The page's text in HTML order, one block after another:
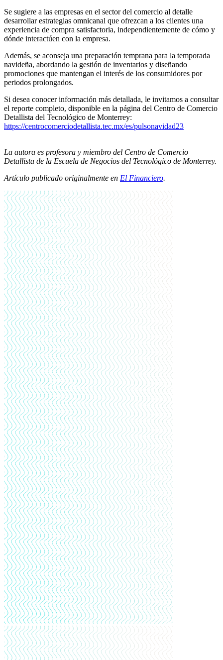
Se sugiere a las empresas en el sector del comercio al detalle
desarrollar estrategias omnicanal que ofrezcan a los clientes una
experiencia de compra satisfactoria, independientemente de cómo y
dónde interactúen con la empresa.
Además, se aconseja una preparación temprana para la temporada
navideña, abordando la gestión de inventarios y diseñando
promociones que mantengan el interés de los consumidores por
periodos prolongados.
Si desea conocer información más detallada, le invitamos a consultar
el reporte completo, disponible en la página del Centro de Comercio
Detallista del Tecnológico de Monterrey:
https://centrocomerciodetallista.tec.mx/es/pulsonavidad23
La autora es profesora y miembro del Centro de Comercio
Detallista de la Escuela de Negocios del Tecnológico de Monterrey.
Artículo publicado originalmente en El Financiero.